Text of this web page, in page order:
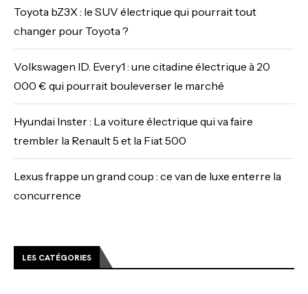
Toyota bZ3X : le SUV électrique qui pourrait tout
changer pour Toyota ?
Volkswagen ID. Every1 : une citadine électrique à 20
000 € qui pourrait bouleverser le marché
Hyundai Inster : La voiture électrique qui va faire
trembler la Renault 5 et la Fiat 500
Lexus frappe un grand coup : ce van de luxe enterre la
concurrence
LES CATÉGORIES